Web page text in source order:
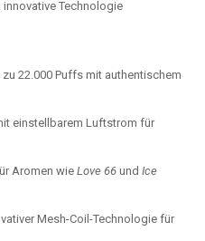
Technologie
zu 22.000 Puffs mit authentischem
einstellbarem Luftstrom für
Aromen wie Love 66 und Ice
Mesh-Coil-Technologie für